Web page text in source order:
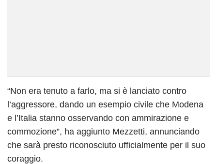
“Non era tenuto a farlo, ma si è lanciato contro
l’aggressore, dando un esempio civile che Modena
e l’Italia stanno osservando con ammirazione e
commozione”, ha aggiunto Mezzetti, annunciando
che sarà presto riconosciuto ufficialmente per il suo
coraggio.